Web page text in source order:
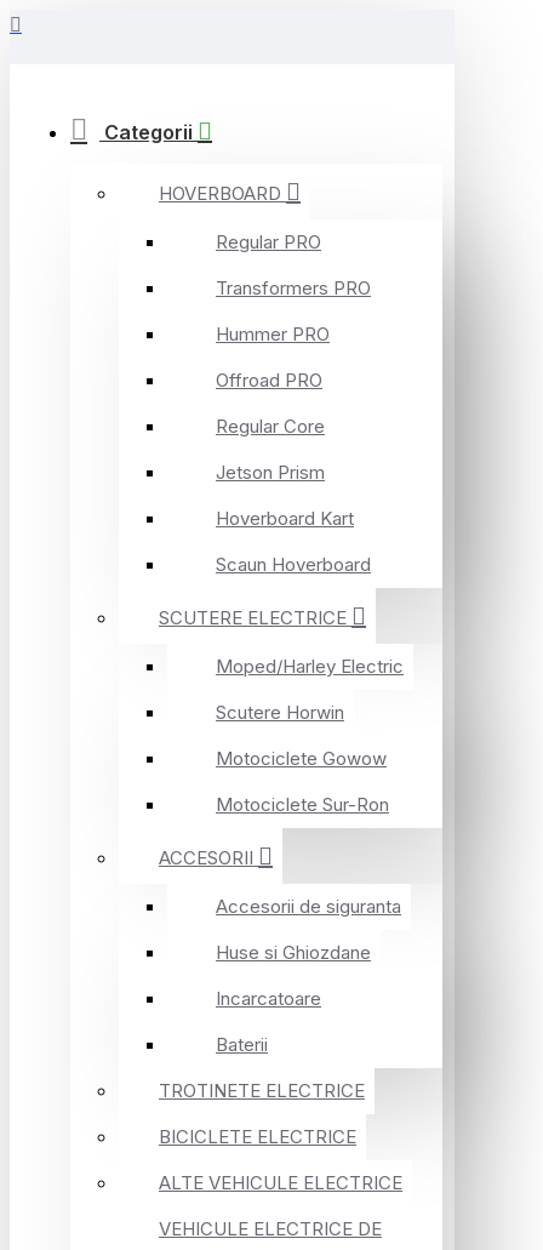
Categorii
HOVERBOARD
Regular PRO
Transformers PRO
Hummer PRO
Offroad PRO
Regular Core
Jetson Prism
Hoverboard Kart
Scaun Hoverboard
SCUTERE ELECTRICE
Moped/Harley Electric
Scutere Horwin
Motociclete Gowow
Motociclete Sur-Ron
ACCESORII
Accesorii de siguranta
Huse si Ghiozdane
Incarcatoare
Baterii
TROTINETE ELECTRICE
BICICLETE ELECTRICE
ALTE VEHICULE ELECTRICE
VEHICULE ELECTRICE DE